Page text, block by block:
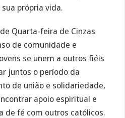
própria vida.
Quarta-feira de Cinzas
de comunidade e
se unem a outros fiéis
juntos o período da
de união e solidariedade,
apoio espiritual e
de fé com outros católicos.